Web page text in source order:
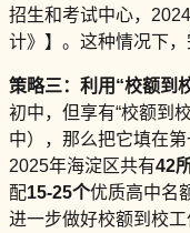
招生和考试中心，
计》】。这种情况下，
策略三：利用“校额到
初中，但享有“校额到
中），那么把它填在
2025年海淀区共有42
配15-25个优质高中名
进一步做好校额到校工